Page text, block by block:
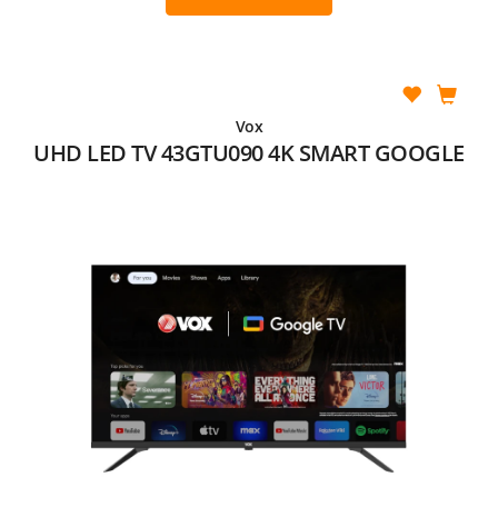
Vox
UHD LED TV 43GTU090 4K SMART GOOGLE